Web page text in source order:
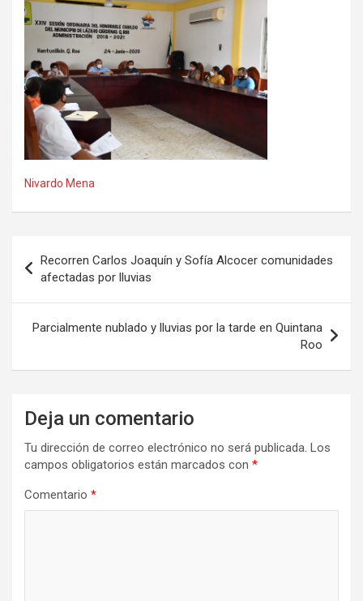
Nivardo Mena
de
entradas
Recorren Carlos Joaquín y Sofía Alcocer comunidades
afectadas por lluvias
Parcialmente nublado y lluvias por la tarde en Quintana
Roo
Deja un comentario
Tu dirección de correo electrónico no será publicada. Los
campos obligatorios están marcados con *
Comentario *